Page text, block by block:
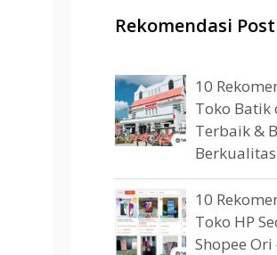
Rekomendasi Post
10
Toko Batik
Terbaik &
Berkualitas
10
Toko HP
Shopee Ori